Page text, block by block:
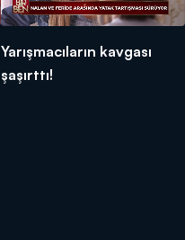
Yarışmacıların kavgası
şaşırttı!